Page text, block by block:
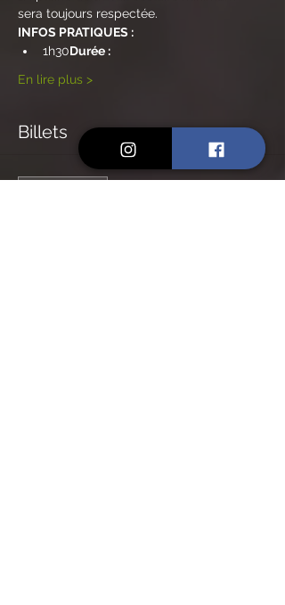
sera toujours respectée.
INFOS PRATIQUES :
1h30Durée :
En lire plus >
Billets